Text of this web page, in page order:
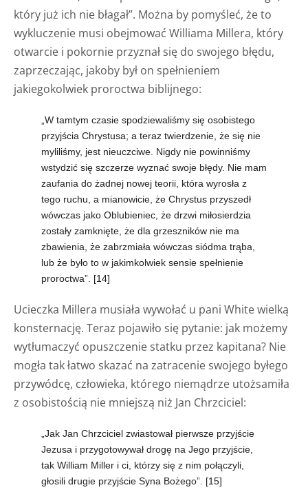
który już ich nie błagał”. Można by pomyśleć, że to
wykluczenie musi obejmować Williama Millera, który
otwarcie i pokornie przyznał się do swojego błędu,
zaprzeczając, jakoby był on spełnieniem
jakiegokolwiek proroctwa biblijnego:
„W tamtym czasie spodziewaliśmy się osobistego
przyjścia Chrystusa; a teraz twierdzenie, że się nie
myliliśmy, jest nieuczciwe. Nigdy nie powinniśmy
wstydzić się szczerze wyznać swoje błędy. Nie mam
zaufania do żadnej nowej teorii, która wyrosła z
tego ruchu, a mianowicie, że Chrystus przyszedł
wówczas jako Oblubieniec, że drzwi miłosierdzia
zostały zamknięte, że dla grzeszników nie ma
zbawienia, że zabrzmiała wówczas siódma trąba,
lub że było to w jakimkolwiek sensie spełnienie
proroctwa”. [14]
Ucieczka Millera musiała wywołać u pani White wielką
konsternację. Teraz pojawiło się pytanie: jak możemy
wytłumaczyć opuszczenie statku przez kapitana? Nie
mogła tak łatwo skazać na zatracenie swojego byłego
przywódcę, człowieka, którego niemądrze utożsamiła
z osobistością nie mniejszą niż Jan Chrzciciel:
„Jak Jan Chrzciciel zwiastował pierwsze przyjście
Jezusa i przygotowywał drogę na Jego przyjście,
tak William Miller i ci, którzy się z nim połączyli,
głosili drugie przyjście Syna Bożego”. [15]